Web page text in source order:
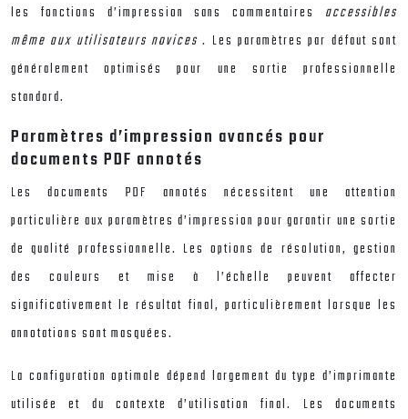
les fonctions d’impression sans commentaires accessibles
même aux utilisateurs novices. Les paramètres par défaut sont
généralement optimisés pour une sortie professionnelle
standard.
Paramètres d’impression avancés pour
documents PDF annotés
Les documents PDF annotés nécessitent une attention
particulière aux paramètres d’impression pour garantir une sortie
de qualité professionnelle. Les options de résolution, gestion
des couleurs et mise à l’échelle peuvent affecter
significativement le résultat final, particulièrement lorsque les
annotations sont masquées.
La configuration optimale dépend largement du type d’imprimante
utilisée et du contexte d’utilisation final. Les documents